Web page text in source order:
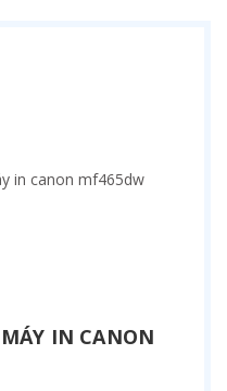
IN CANON